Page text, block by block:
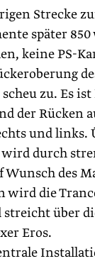
Strecke
später
keine PS-
zu. Es
der Rücken
und links.
durch
des
wird die
über
Eros.